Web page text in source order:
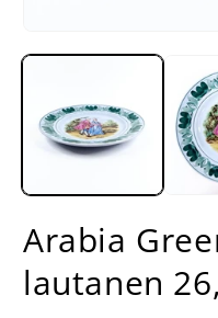
aineisto
ikkunassa
Arabia
lautanen